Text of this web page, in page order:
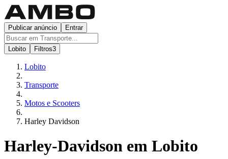
Publicar anúncio Entrar
Lobito Filtros3
Lobito
Transporte
Motos e Scooters
Harley Davidson
Harley-Davidson em Lobito